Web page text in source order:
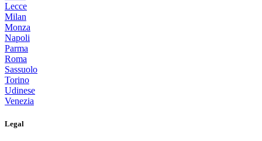
Lecce
Milan
Monza
Napoli
Parma
Roma
Sassuolo
Torino
Udinese
Venezia
Legal